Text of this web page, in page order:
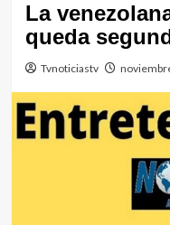
La
queda
Tvnoticiastv